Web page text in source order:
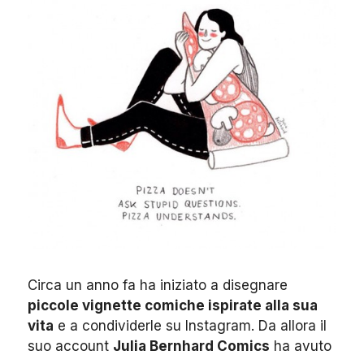
Circa un anno fa ha iniziato a disegnare
piccole vignette comiche ispirate alla sua
vita e a condividerle su Instagram. Da allora il
suo account Julia Bernhard Comics ha avuto